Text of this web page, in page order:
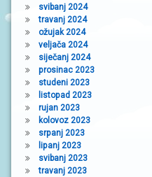
svibanj 2024
travanj 2024
ožujak 2024
veljača 2024
siječanj 2024
prosinac 2023
studeni 2023
listopad 2023
rujan 2023
kolovoz 2023
srpanj 2023
lipanj 2023
svibanj 2023
travanj 2023